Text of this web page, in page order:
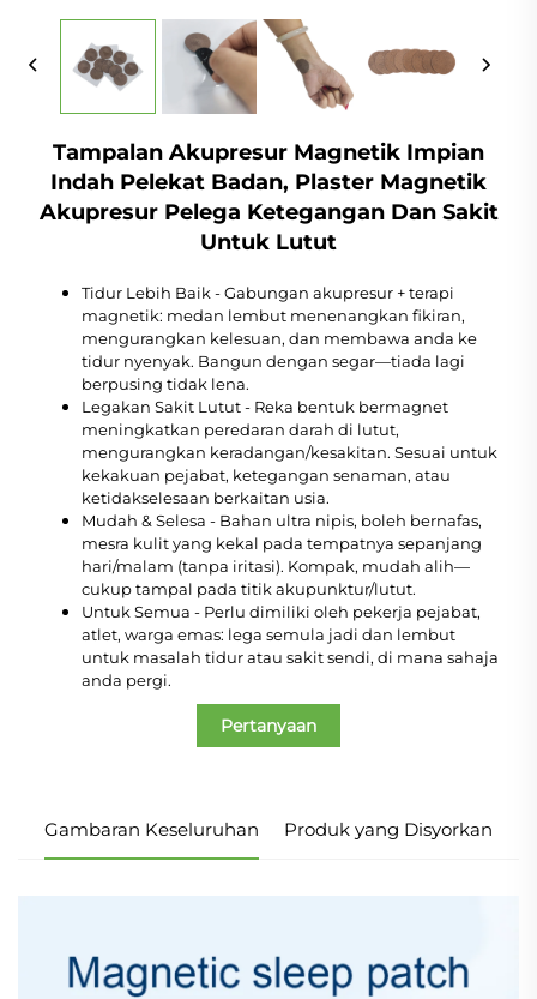
Tampalan Akupresur Magnetik Impian
Indah Pelekat Badan, Plaster Magnetik
Akupresur Pelega Ketegangan Dan Sakit
Untuk Lutut
Tidur Lebih Baik - Gabungan akupresur + terapi
magnetik: medan lembut menenangkan fikiran,
mengurangkan kelesuan, dan membawa anda ke
tidur nyenyak. Bangun dengan segar—tiada lagi
berpusing tidak lena.
Legakan Sakit Lutut - Reka bentuk bermagnet
meningkatkan peredaran darah di lutut,
mengurangkan keradangan/kesakitan. Sesuai untuk
kekakuan pejabat, ketegangan senaman, atau
ketidakselesaan berkaitan usia.
Mudah & Selesa - Bahan ultra nipis, boleh bernafas,
mesra kulit yang kekal pada tempatnya sepanjang
hari/malam (tanpa iritasi). Kompak, mudah alih—
cukup tampal pada titik akupunktur/lutut.
Untuk Semua - Perlu dimiliki oleh pekerja pejabat,
atlet, warga emas: lega semula jadi dan lembut
untuk masalah tidur atau sakit sendi, di mana sahaja
anda pergi.
Pertanyaan
Gambaran Keseluruhan Produk yang Disyorkan